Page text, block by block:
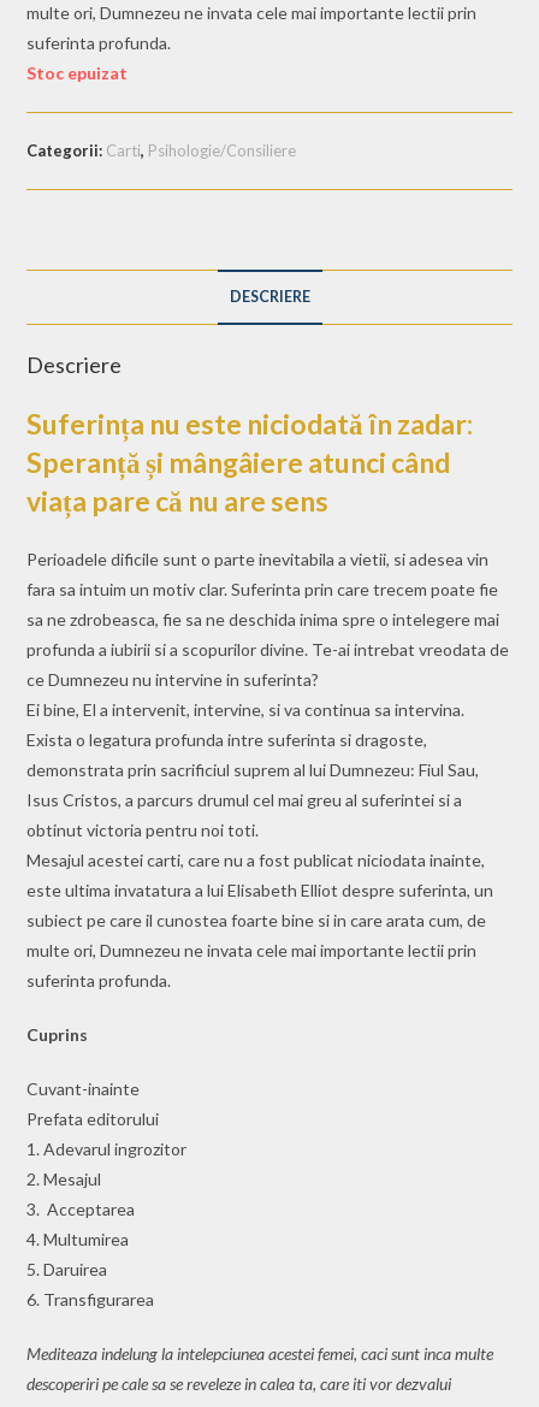
multe ori, Dumnezeu ne invata cele mai importante lectii prin
suferinta profunda.
Stoc epuizat
Categorii: Carti, Psihologie/Consiliere
DESCRIERE
Descriere
Suferința nu este niciodată în zadar:
Speranță și mângâiere atunci când
viața pare că nu are sens
Perioadele dificile sunt o parte inevitabila a vietii, si adesea vin
fara sa intuim un motiv clar. Suferinta prin care trecem poate fie
sa ne zdrobeasca, fie sa ne deschida inima spre o intelegere mai
profunda a iubirii si a scopurilor divine. Te-ai intrebat vreodata de
ce Dumnezeu nu intervine in suferinta?
Ei bine, El a intervenit, intervine, si va continua sa intervina.
Exista o legatura profunda intre suferinta si dragoste,
demonstrata prin sacrificiul suprem al lui Dumnezeu: Fiul Sau,
Isus Cristos, a parcurs drumul cel mai greu al suferintei si a
obtinut victoria pentru noi toti.
Mesajul acestei carti, care nu a fost publicat niciodata inainte,
este ultima invatatura a lui Elisabeth Elliot despre suferinta, un
subiect pe care il cunostea foarte bine si in care arata cum, de
multe ori, Dumnezeu ne invata cele mai importante lectii prin
suferinta profunda.
Cuprins
Cuvant-inainte
Prefata editorului
1. Adevarul ingrozitor
2. Mesajul
3. Acceptarea
4. Multumirea
5. Daruirea
6. Transfigurarea
Mediteaza indelung la intelepciunea acestei femei, caci sunt inca multe
descoperiri pe cale sa se reveleze in calea ta, care iti vor dezvalui